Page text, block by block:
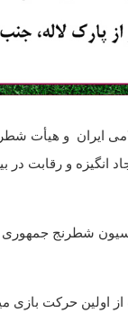
ایران و هیأت
و رقابت در
شطرنج جمهوری